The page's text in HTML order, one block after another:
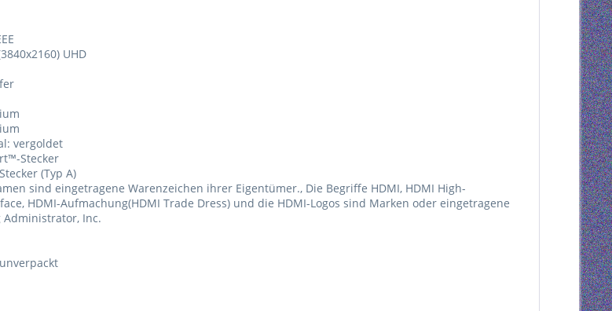
UHD
vergoldet
Stecker
(Typ A)
sind eingetragene Warenzeichen ihrer Eigentümer., Die Begriffe HDMI, HDMI High-
HDMI-Aufmachung(HDMI Trade Dress) und die HDMI-Logos sind Marken oder eingetragene
Administrator, Inc.